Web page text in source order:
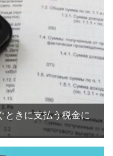
ときに支払う税金に